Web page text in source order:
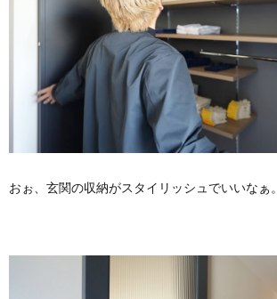
おぉ、玄関の収納がスタイリッシュでいいなぁ。